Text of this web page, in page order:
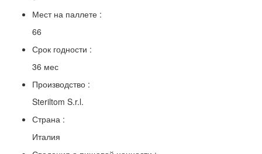
Мест на паллете :
66
Срок годности :
36 мес
Производство :
Steriltom S.r.l.
Страна :
Италия